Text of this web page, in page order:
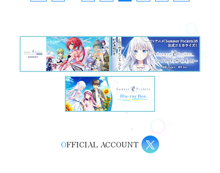
OFFICIAL ACCOUNT